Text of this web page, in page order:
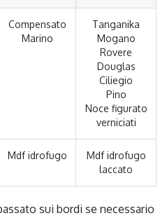
Compensato
Marino
Tanganika
Mogano
Rovere
Douglas
Ciliegio
Pino
Noce figurato
verniciati
Mdf idrofugo
Mdf idrofugo
laccato
sui bordi se necessario